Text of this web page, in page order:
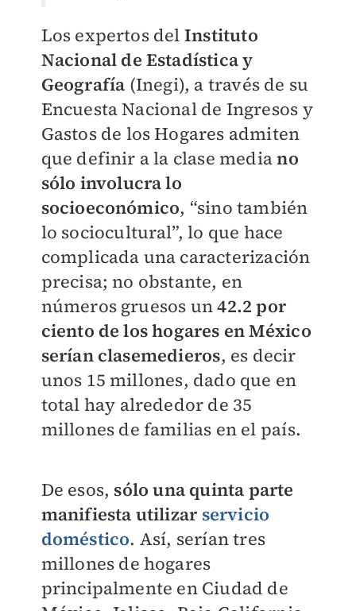
Los expertos del Instituto
Nacional de Estadística y
Geografía (Inegi), a través de su
Encuesta Nacional de Ingresos y
Gastos de los Hogares admiten
que definir a la clase mediano
sólo involucra lo
socioeconómico, “sino también
lo sociocultural”, lo que hace
complicada una caracterización
precisa; no obstante, en
números gruesos un42.2 por
ciento de los hogares en México
serían clasemedieros, es decir
unos 15 millones, dado que en
total hay alrededor de 35
millones de familias en el país.
De esos, sólo una quinta parte
manifiesta utilizar servicio
doméstico. Así, serían tres
millones de hogares
principalmente en Ciudad de